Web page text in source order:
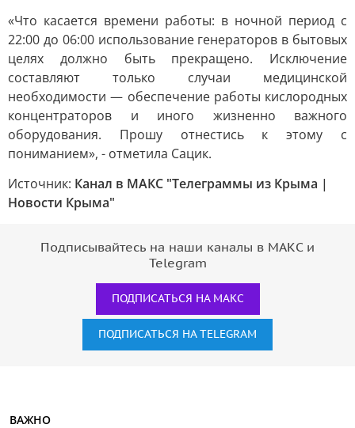
«Что касается времени работы: в ночной период с
22:00 до 06:00 использование генераторов в бытовых
целях должно быть прекращено. Исключение
составляют только случаи медицинской
необходимости — обеспечение работы кислородных
концентраторов и иного жизненно важного
оборудования. Прошу отнестись к этому с
пониманием», - отметила Сацик.
Источник: Канал в МАКС "Телеграммы из Крыма |
Новости Крыма"
Подписывайтесь на наши каналы в МАКС и
Telegram
ПОДПИСАТЬСЯ НА МАКС
ПОДПИСАТЬСЯ НА TELEGRAM
ВАЖНО